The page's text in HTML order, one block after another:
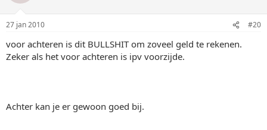
27 jan 2010 #20
voor achteren is dit BULLSHIT om zoveel geld te rekenen.
Zeker als het voor achteren is ipv voorzijde.
Achter kan je er gewoon goed bij.